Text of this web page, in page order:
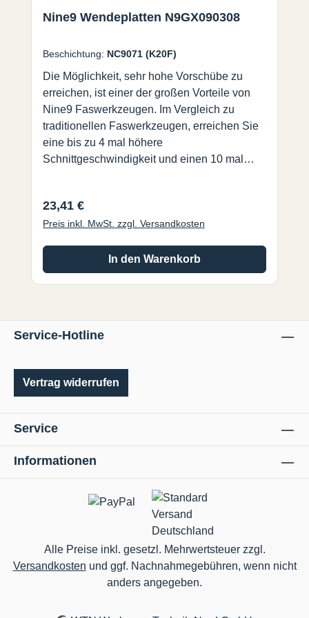
Nine9 Wendeplatten N9GX090308
Beschichtung: NC9071 (K20F)
Die Möglichkeit, sehr hohe Vorschübe zu
erreichen, ist einer der großen Vorteile von
Nine9 Faswerkzeugen. Im Vergleich zu
traditionellen Faswerkzeugen, erreichen Sie
eine bis zu 4 mal höhere
Schnittgeschwindigkeit und einen 10 mal
Markt gibt. NC2032:• AlTiN Beschichtung für
eine sehr hohe Standzeit.• Für unlegierte und
Stähle bis 56HRC.• Jede
Wendeschneidplatte hat 4 Schneiden.
Oberflächengüten.• Für NE-Metalle, wie
Aluminium, Messing, Kupfer, Titan, Kunststoff
Regulärer Preis:
23,41 €
Preis inkl. MwSt. zzgl. Versandkosten
In den Warenkorb
Service-Hotline
Vertrag widerrufen
Service
Informationen
Alle Preise inkl. gesetzl. Mehrwertsteuer zzgl.
Versandkosten und ggf. Nachnahmegebühren, wenn nicht
anders angegeben.